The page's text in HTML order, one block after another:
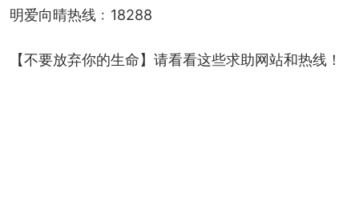
明爱向晴热线﹕18288
【不要放弃你的生命】请看看这些求助网站和热线！